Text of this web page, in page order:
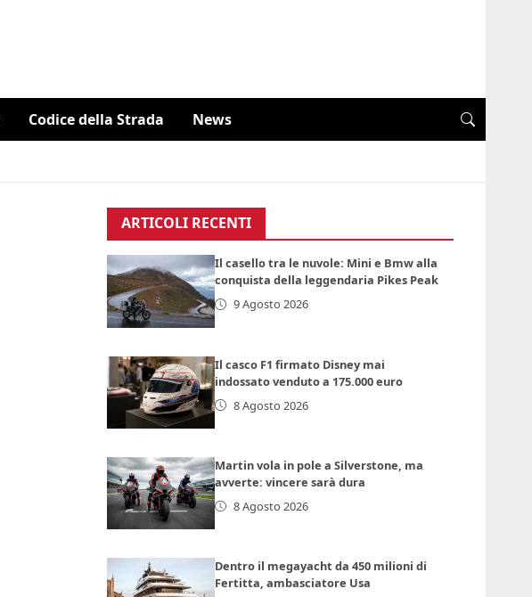
Codice della Strada News
ARTICOLI RECENTI
Il casello tra le nuvole: Mini e Bmw alla
conquista della leggendaria Pikes Peak
9 Agosto 2026
Il casco F1 firmato Disney mai
indossato venduto a 175.000 euro
8 Agosto 2026
Martin vola in pole a Silverstone, ma
avverte: vincere sarà dura
8 Agosto 2026
Dentro il megayacht da 450 milioni di
Fertitta, ambasciatore Usa